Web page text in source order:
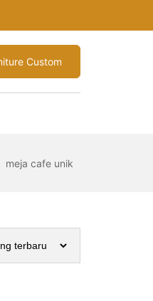
Custom
meja cafe unik